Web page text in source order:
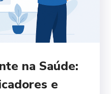
na Saúde:
e